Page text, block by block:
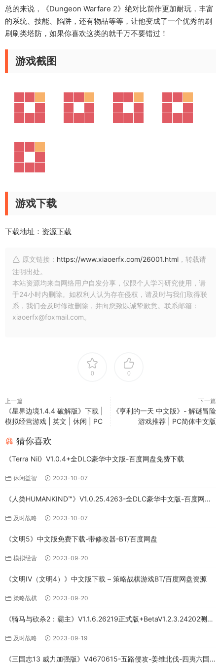
总的来说，《Dungeon Warfare 2》绝对比前作更加耐玩，丰富
的系统、技能、陷阱，还有物品等等，让他变成了一个优秀的刷
刷刷类塔防，如果你喜欢这类的就千万不要错过！
游戏截图
游戏下载
下载地址： 资源下载
原文链接： https://www.xiaoerfx.com/26001.html ，转载请
注明出处。
本站资源均来自网络用户自发分享，仅限个人学习研究使用，请
于24小时内删除。如权利人认为存在侵权，请及时与我们取得联
系，我们会及时修改删除，并向您致以诚挚歉意。联系邮箱：
xiaoerfx@foxmail.com。
0 0
上一篇
《星界边境1.4.4 破解版》下载 |
模拟经营游戏 | 英文 | 休闲 | PC
下一篇
《亨利的一天 中文版》- 解谜冒险
游戏推荐 | PC简体中文版
猜你喜欢
《Terra Nil》V1.0.4+全DLC豪华中文版-百度网盘免费下载
休闲益智 2023-10-07
《人类HUMANKIND™》V1.0.25.4263-全DLC豪华中文版-百度网盘
及时战略 2023-10-07
《文明5》中文版免费下载-带修改器-BT/百度网盘
模拟经营 2023-09-20
《文明IV（文明4）》中文版下载 – 策略战棋游戏BT/百度网盘资源
策略战棋 2023-09-20
《骑马与砍杀2：霸主》V1.1.6.26219正式版+BetaV1.2.3.24202测试
及时战略 2023-09-19
《三国志13 威力加强版》V4670615-五路侵攻-姜维北伐-四夷六国